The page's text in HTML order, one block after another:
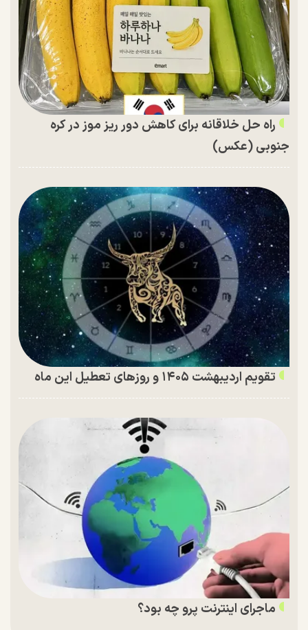
راه حل خلاقانه برای کاهش دور ریز موز در کره
جنوبی (عکس)
تقویم اردیبهشت ۱۴۰۵ و روز‌های تعطیل این ماه
ماجرای اینترنت پرو چه بود؟